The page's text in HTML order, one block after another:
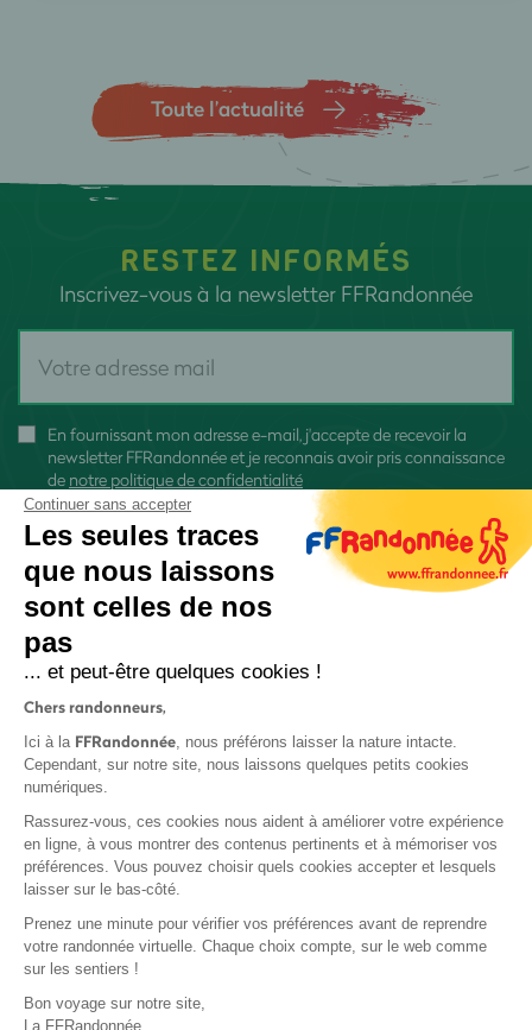
Toute l’actualité
RESTEZ INFORMÉS
Inscrivez-vous à la newsletter FFRandonnée
En fournissant mon adresse e-mail, j'accepte de recevoir la
newsletter FFRandonnée et je reconnais avoir pris connaissance
de notre politique de confidentialité
Protection des données
Politique de confidentialité
Continuer sans accepter
Les seules traces
que nous laissons
sont celles de nos
pas
... et peut-être quelques cookies !
Chers randonneurs,
Ici à la FFRandonnée, nous préférons laisser la nature intacte.
Cependant, sur notre site, nous laissons quelques petits cookies
numériques.
Rassurez-vous, ces cookies nous aident à améliorer votre expérience
en ligne, à vous montrer des contenus pertinents et à mémoriser vos
préférences. Vous pouvez choisir quels cookies accepter et lesquels
laisser sur le bas-côté.
Prenez une minute pour vérifier vos préférences avant de reprendre
votre randonnée virtuelle. Chaque choix compte, sur le web comme
sur les sentiers !
Bon voyage sur notre site,
La FFRandonnée